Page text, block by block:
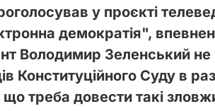
у проєкті
демократія",
Володимир Зеленський
Конституційного Суду в
що треба довести такі